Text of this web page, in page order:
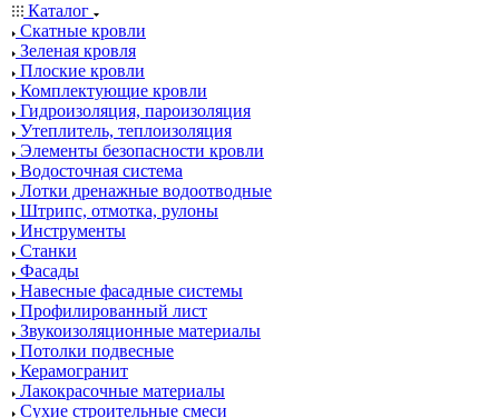
Каталог
Скатные кровли
Зеленая кровля
Плоские кровли
Комплектующие кровли
Гидроизоляция, пароизоляция
Утеплитель, теплоизоляция
Элементы безопасности кровли
Водосточная система
Лотки дренажные водоотводные
Штрипс, отмотка, рулоны
Инструменты
Станки
Фасады
Навесные фасадные системы
Профилированный лист
Звукоизоляционные материалы
Потолки подвесные
Керамогранит
Лакокрасочные материалы
Сухие строительные смеси